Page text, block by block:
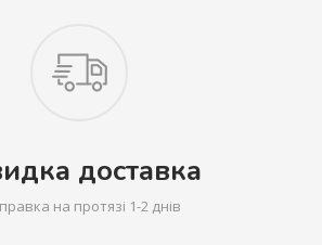
доставка
на протязі 1-2 днів